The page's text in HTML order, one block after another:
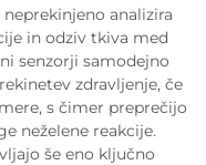
analizira
in odziv tkiva med
senzorji samodejno
zdravljenje, če
s čimer preprečijo
neželene reakcije.
še eno ključno